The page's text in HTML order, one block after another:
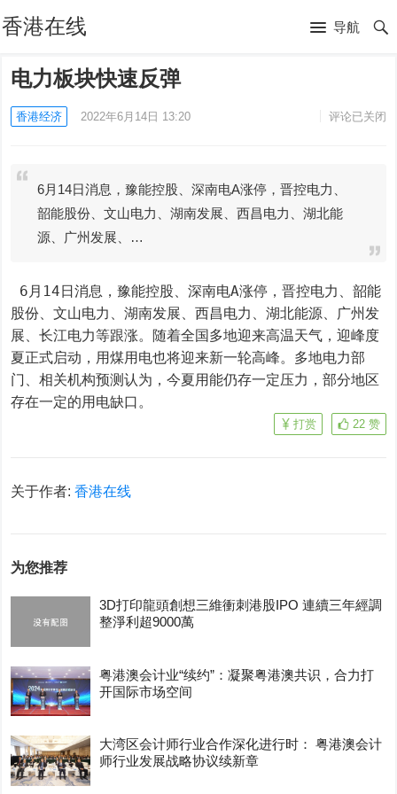
香港在线 导航
电力板块快速反弹
香港经济 2022年6月14日 13:20 评论已关闭
6月14日消息，豫能控股、深南电A涨停，晋控电力、
韶能股份、文山电力、湖南发展、西昌电力、湖北能
源、广州发展、…
股份、文山电力、湖南发展、西昌电力、湖北能源、广州发
展、长江电力等跟涨。随着全国多地迎来高温天气，迎峰度
夏正式启动，用煤用电也将迎来新一轮高峰。多地电力部
门、相关机构预测认为，今夏用能仍存一定压力，部分地区
存在一定的用电缺口。
22 赞
打赏
关于作者:香港在线
为您推荐
3D打印龍頭創想三維衝刺港股IPO 連續三年經調
整淨利超9000萬
粤港澳会计业“续约”：凝聚粤港澳共识，合力打
开国际市场空间
大湾区会计师行业合作深化进行时： 粤港澳会计
师行业发展战略协议续新章